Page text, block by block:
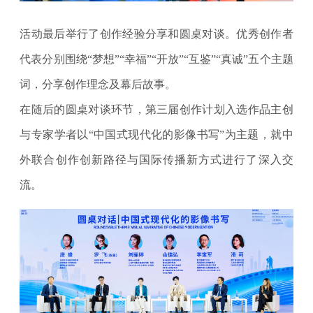
活动最后举行了创作经验分享和圆桌对谈。优秀创作者
代表分别围绕“梦想”“幸福”“开放”“互鉴”“真诚”五个主题
词，分享创作理念及幕后故事。
在随后的圆桌对谈环节，第三届创作计划入选作品主创
与专家学者以“中国式现代化的影像书写”为主题，就中
外联合创作创新路径与国际传播新方式进行了深入交
流。